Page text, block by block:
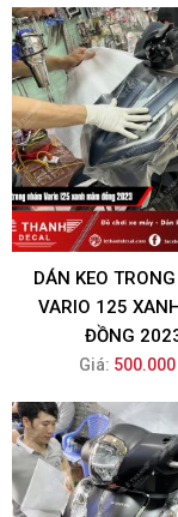
DÁN KEO
VARIO 125
ĐỒNG
Giá: